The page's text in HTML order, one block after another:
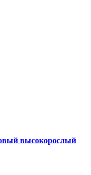
высокорослый